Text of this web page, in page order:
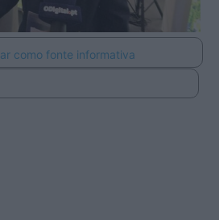
como fonte informativa